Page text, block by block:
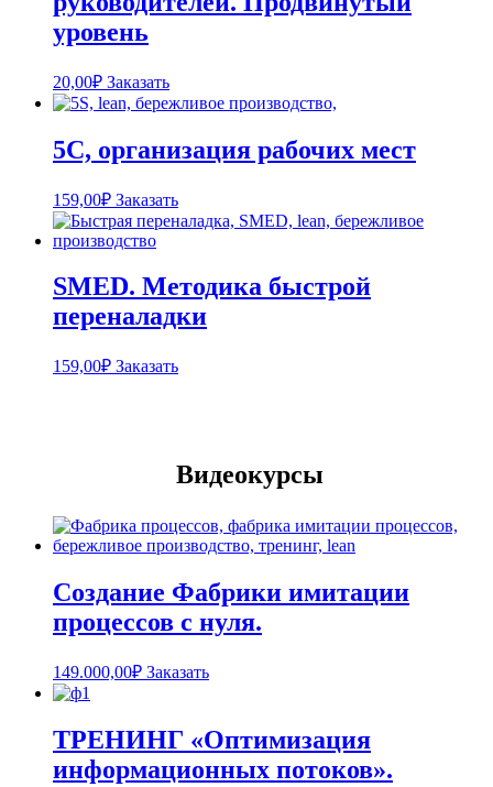
уровень
20,00₽ Заказать
5С, организация рабочих мест
159,00₽ Заказать
SMED. Методика быстрой
переналадки
159,00₽ Заказать
Видеокурсы
Создание Фабрики имитации
процессов с нуля.
149.000,00₽ Заказать
ТРЕНИНГ «Оптимизация
информационных потоков».